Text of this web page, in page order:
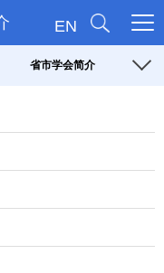
EN
省市学会简介